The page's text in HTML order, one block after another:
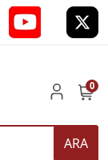
ARA
0